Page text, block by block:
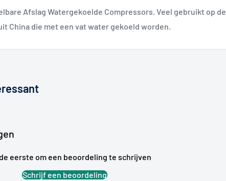
Afslag Watergekoelde Compressors. Veel gebruikt op de
China die met een vat water gekoeld worden.
eerste om een beoordeling te schrijven
Schrijf een beoordeling